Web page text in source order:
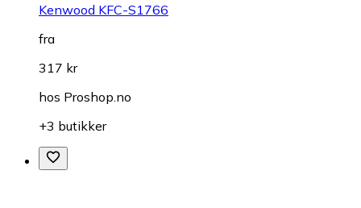
Kenwood KFC-S1766
fra
317 kr
hos Proshop.no
+3 butikker